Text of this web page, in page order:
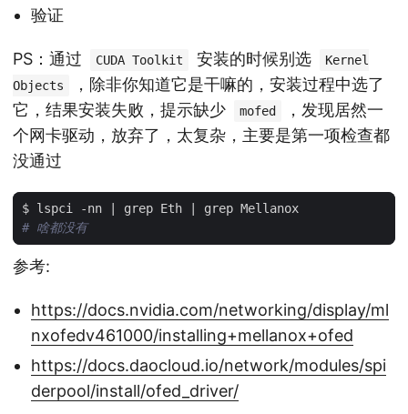
验证
PS：通过 CUDA Toolkit 安装的时候别选
Kernel
Objects
，除非你知道它是干嘛的，安装过程中选了
它，结果安装失败，提示缺少
mofed
，发现居然一
个网卡驱动，放弃了，太复杂，主要是第一项检查都
没通过
$ lspci -nn grep Eth
# 啥都没有
参考:
https://docs.nvidia.com/networking/display/ml
nxofedv461000/installing+mellanox+ofed
https://docs.daocloud.io/network/modules/spi
derpool/install/ofed_driver/